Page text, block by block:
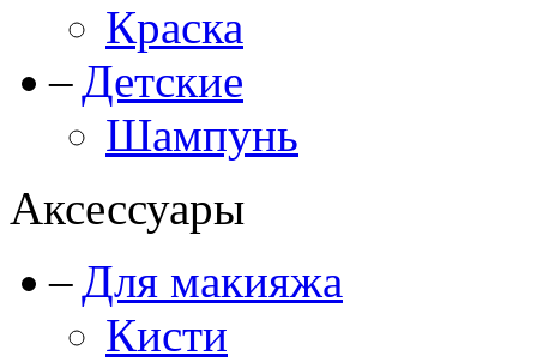
Краска
Детские
Шампунь
Аксессуары
Для макияжа
Кисти